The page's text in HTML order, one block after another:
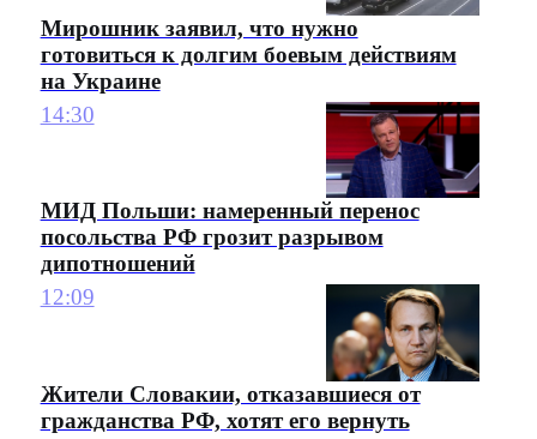
Мирошник заявил, что нужно
готовиться к долгим боевым действиям
на Украине
14:30
МИД Польши: намеренный перенос
посольства РФ грозит разрывом
дипотношений
12:09
Жители Словакии, отказавшиеся от
гражданства РФ, хотят его вернуть